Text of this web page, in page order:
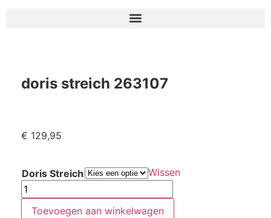
doris streich 263107
€ 129,95
Doris Streich Wissen
Toevoegen aan winkelwagen